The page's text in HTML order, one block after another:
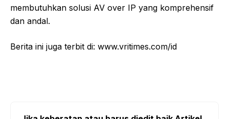
membutuhkan solusi AV over IP yang komprehensif
dan andal.
Berita ini juga terbit di: www.vritimes.com/id